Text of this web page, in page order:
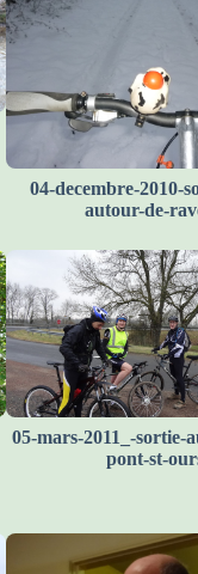
04-decembre-2010-
autour-de-
05-mars-2011_-sortie-
pont-st-